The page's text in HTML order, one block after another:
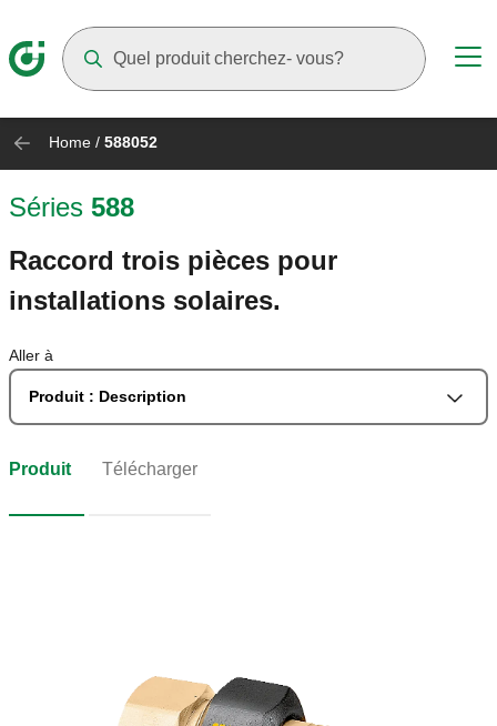
Home / 588052
Séries 588
Raccord trois pièces pour
installations solaires.
Aller à
Produit : Description
Produit Télécharger